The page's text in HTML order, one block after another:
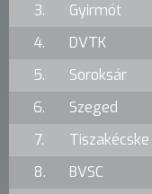
3.
Gyirmót
4.
DVTK
5.
Soroksár
6.
Szeged
7.
Tiszakécske
8.
BVSC